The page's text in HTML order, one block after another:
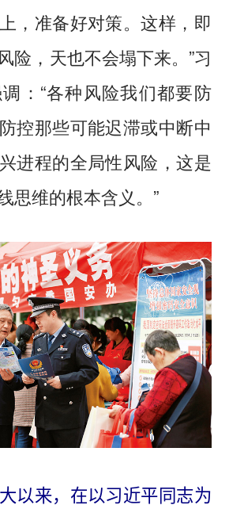
，准备好对策。这样，即
险，天也不会塌下来。”习
：“各种风险我们都要防
控那些可能迟滞或中断中
进程的全局性风险，这是
思维的根本含义。”
来，在以习近平同志为